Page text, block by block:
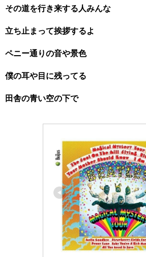
その道を行き来する人みんな
立ち止まって挨拶するよ
ペニー通りの音や景色
僕の耳や目に残ってる
田舎の青い空の下で